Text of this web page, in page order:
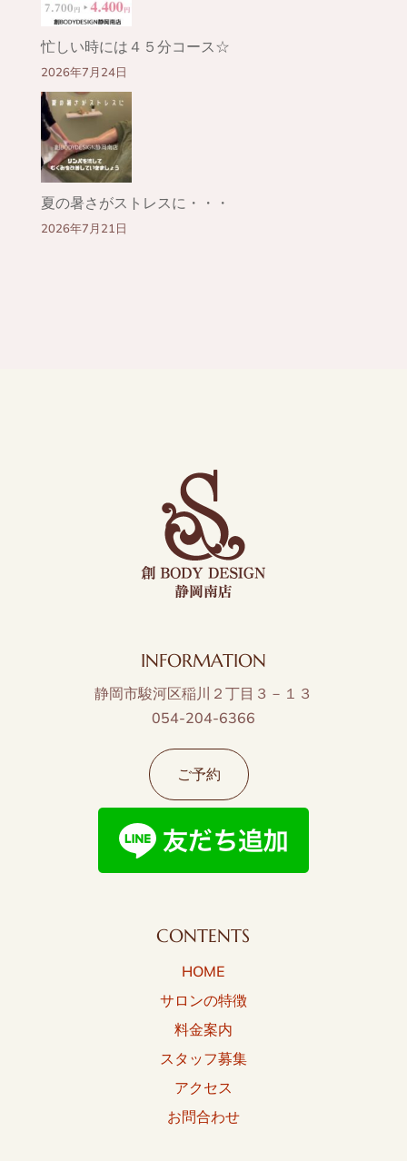
忙しい時には４５分コース☆
2026年7月24日
夏の暑さがストレスに・・・
2026年7月21日
INFORMATION
静岡市駿河区稲川２丁目３－１３
054-204-6366
ご予約
CONTENTS
HOME
サロンの特徴
料金案内
スタッフ募集
アクセス
お問合わせ